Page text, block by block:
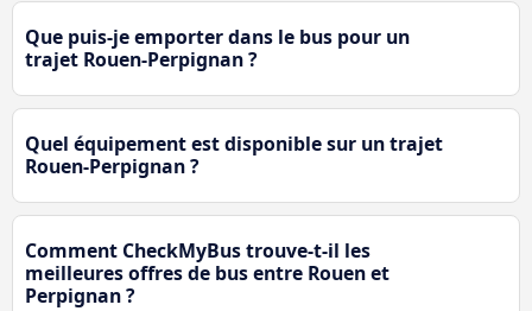
Que puis-je emporter dans le bus pour un
trajet Rouen-Perpignan ?
Quel équipement est disponible sur un trajet
Rouen-Perpignan ?
Comment CheckMyBus trouve-t-il les
meilleures offres de bus entre Rouen et
Perpignan ?